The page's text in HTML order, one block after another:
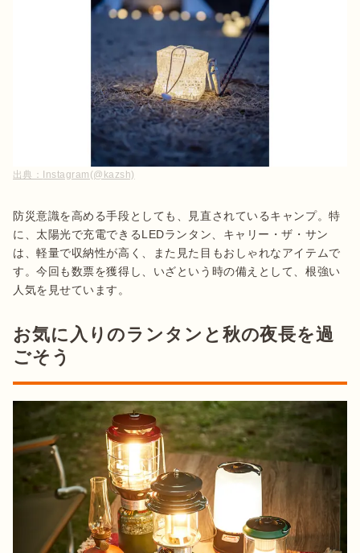
出典： Instagram(@kazsh)
防災意識を高める手段としても、見直されているキャンプ。特
に、太陽光で充電できるLEDランタン、キャリー・ザ・サン
は、軽量で収納性が高く、また見た目もおしゃれなアイテムで
す。今回も数票を獲得し、いざという時の備えとして、根強い
人気を見せています。
お気に入りのランタンと秋の夜長を過
ごそう